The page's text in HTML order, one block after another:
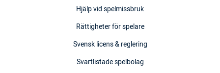
Hjälp vid spelmissbruk
Rättigheter för spelare
Svensk licens & reglering
Svartlistade spelbolag